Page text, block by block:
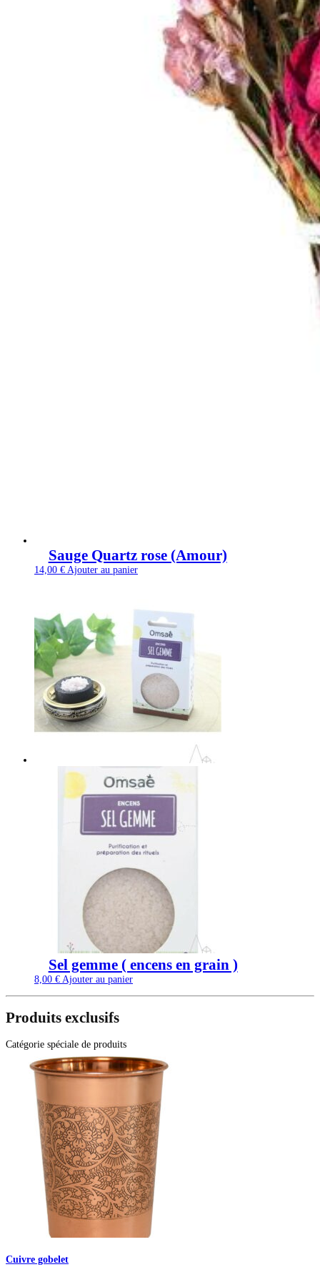
Sauge Quartz rose (Amour)
14,00 € Ajouter au panier
Sel gemme ( encens en grain )
8,00 € Ajouter au panier
Produits exclusifs
Catégorie spéciale de produits
Cuivre gobelet